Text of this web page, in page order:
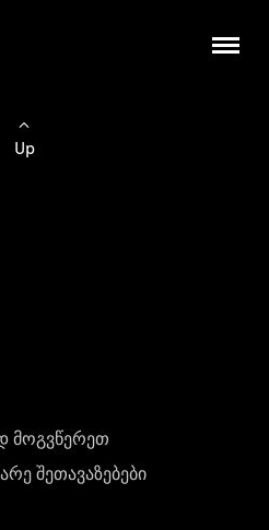
Up
მოგვწერეთ
შეთავაზებები